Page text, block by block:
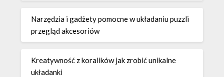
Narzędzia i gadżety pomocne w układaniu puzzli
przegląd akcesoriów
Kreatywność z koralików jak zrobić unikalne
układanki